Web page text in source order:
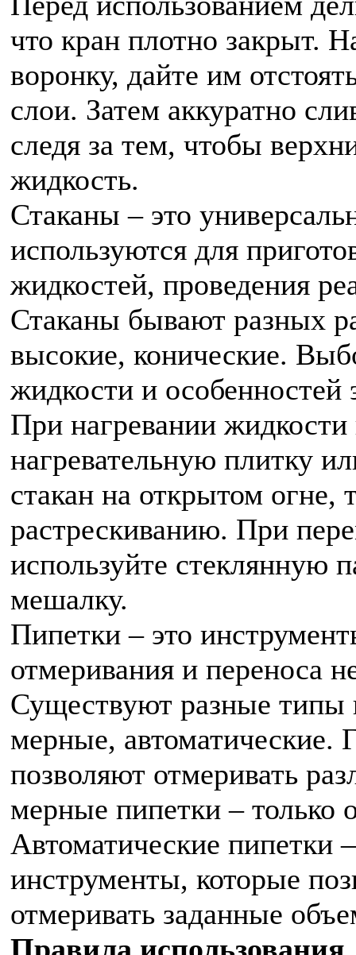
что кран плотно закрыт.
воронку, дайте им
слои. Затем аккуратно
следя за тем, чтобы
жидкость.
Стаканы – это
используются для
жидкостей, проведения
Стаканы бывают разных
высокие, конические.
жидкости и особенностей
При нагревании жидкости
нагревательную плитку
стакан на открытом огне,
растрескиванию. При
используйте стеклянную
мешалку.
Пипетки – это
отмеривания и переноса
Существуют разные типы
мерные, автоматические.
позволяют отмеривать
мерные пипетки – только
Автоматические пипетки
инструменты, которые
отмеривать заданные
Правила использования